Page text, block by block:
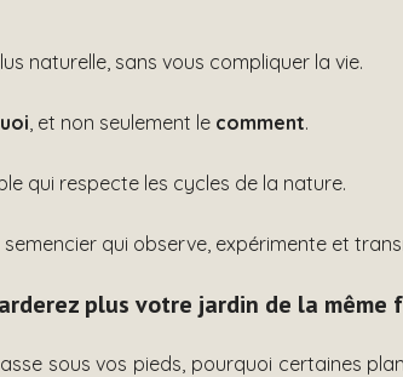
naturelle, sans vous compliquer la vie.
, et non seulement le comment.
qui respecte les cycles de la nature.
qui observe, expérimente et
plus votre jardin de la même
sous vos pieds, pourquoi certaines